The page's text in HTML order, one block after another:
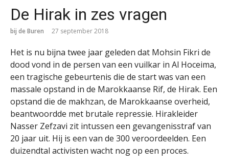
De Hirak in zes vragen
bij de Buren 27 september 2018
Het is nu bijna twee jaar geleden dat Mohsin Fikri de
dood vond in de persen van een vuilkar in Al Hoceima,
een tragische gebeurtenis die de start was van een
massale opstand in de Marokkaanse Rif, de Hirak. Een
opstand die de makhzan, de Marokkaanse overheid,
beantwoordde met brutale repressie. Hirakleider
Nasser Zefzavi zit intussen een gevangenisstraf van
20 jaar uit. Hij is een van de 300 veroordeelden. Een
duizendtal activisten wacht nog op een proces.